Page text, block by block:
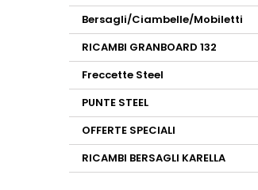
Bersagli/Ciambelle/Mobiletti
RICAMBI GRANBOARD 132
Freccette Steel
PUNTE STEEL
OFFERTE SPECIALI
RICAMBI BERSAGLI KARELLA